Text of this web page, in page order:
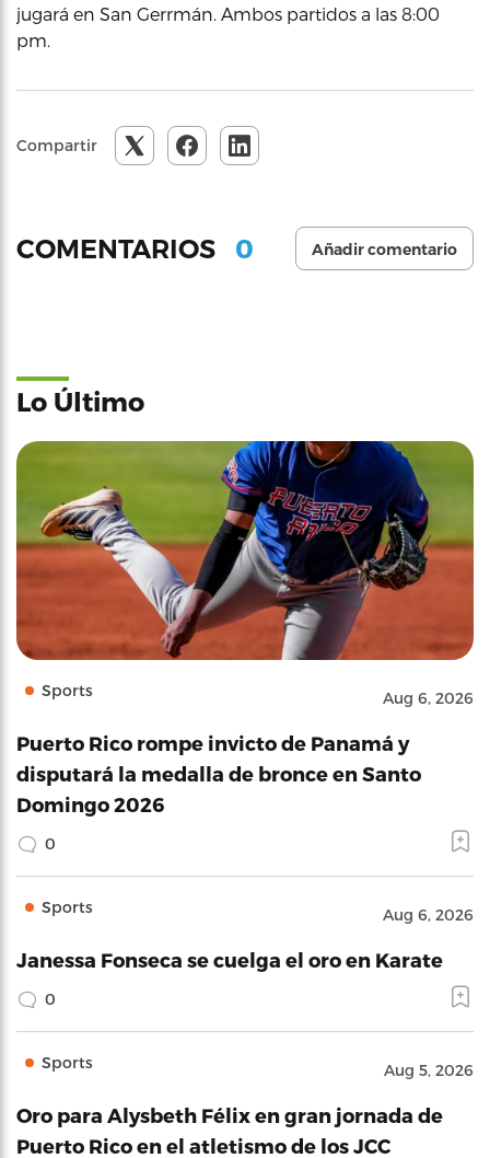
jugará en San Gerrmán. Ambos partidos a las 8:00
pm.
Compartir
COMENTARIOS 0 Añadir comentario
Lo Último
Sports Aug 6, 2026
Puerto Rico rompe invicto de Panamá y
disputará la medalla de bronce en Santo
Domingo 2026
0
Sports Aug 6, 2026
Janessa Fonseca se cuelga el oro en Karate
0
Sports Aug 5, 2026
Oro para Alysbeth Félix en gran jornada de
Puerto Rico en el atletismo de los JCC